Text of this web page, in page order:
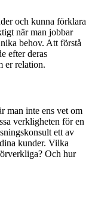
och kunna förklara
när man jobbar
behov. Att förstå
efter deras
er relation.
man inte ens vet om
verkligheten för en
ett av
kunder. Vilka
Och hur